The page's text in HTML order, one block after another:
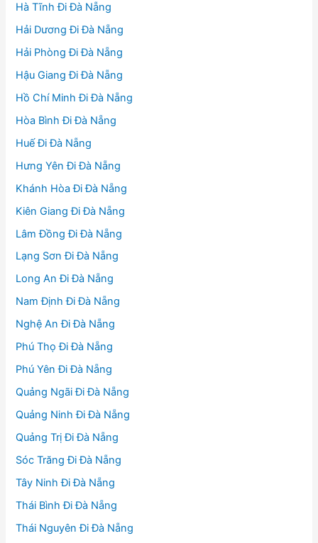
Hà Tĩnh Đi Đà Nẵng
Hải Dương Đi Đà Nẵng
Hải Phòng Đi Đà Nẵng
Hậu Giang Đi Đà Nẵng
Hồ Chí Minh Đi Đà Nẵng
Hòa Bình Đi Đà Nẵng
Huế Đi Đà Nẵng
Hưng Yên Đi Đà Nẵng
Khánh Hòa Đi Đà Nẵng
Kiên Giang Đi Đà Nẵng
Lâm Đồng Đi Đà Nẵng
Lạng Sơn Đi Đà Nẵng
Long An Đi Đà Nẵng
Nam Định Đi Đà Nẵng
Nghệ An Đi Đà Nẵng
Phú Thọ Đi Đà Nẵng
Phú Yên Đi Đà Nẵng
Quảng Ngãi Đi Đà Nẵng
Quảng Ninh Đi Đà Nẵng
Quảng Trị Đi Đà Nẵng
Sóc Trăng Đi Đà Nẵng
Tây Ninh Đi Đà Nẵng
Thái Bình Đi Đà Nẵng
Thái Nguyên Đi Đà Nẵng